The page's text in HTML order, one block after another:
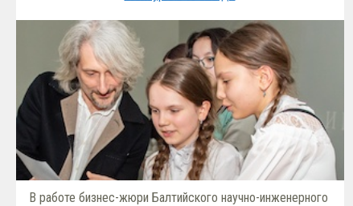
В работе бизнес-жюри Балтийского научно-инженерного